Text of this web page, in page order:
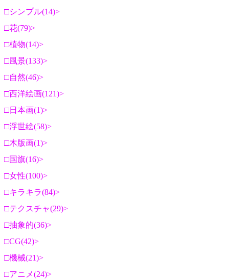
シンプル(14)
花(79)
植物(14)
風景(133)
自然(46)
西洋絵画(121)
日本画(1)
浮世絵(58)
木版画(1)
国旗(16)
女性(100)
キラキラ(84)
テクスチャ(29)
抽象的(36)
CG(42)
機械(21)
アニメ(24)